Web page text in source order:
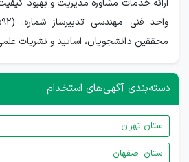
محققین دانشجویان، اساتید و نشریات
دسته‌بندی آگهی‌های استخدام
استان تهران
استان اصفهان